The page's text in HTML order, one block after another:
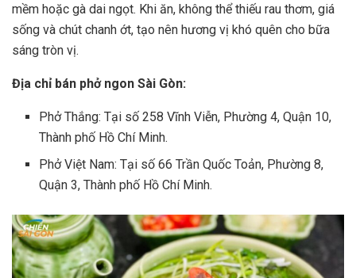
mềm hoặc gà dai ngọt. Khi ăn, không thể thiếu rau thơm, giá
sống và chút chanh ớt, tạo nên hương vị khó quên cho bữa
sáng tròn vị.
Địa chỉ bán phở ngon Sài Gòn:
Phở Thắng: Tại số 258 Vĩnh Viễn, Phường 4, Quận 10,
Thành phố Hồ Chí Minh.
Phở Việt Nam: Tại số 66 Trần Quốc Toản, Phường 8,
Quận 3, Thành phố Hồ Chí Minh.